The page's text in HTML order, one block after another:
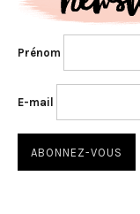
Prénom
E-mail